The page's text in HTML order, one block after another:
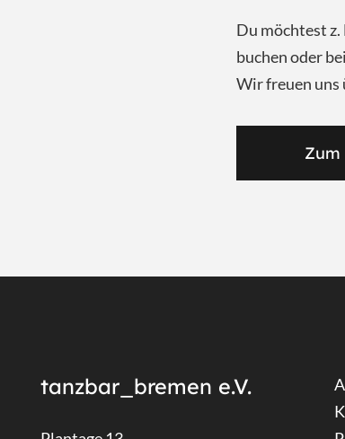
Du möchtest
buchen oder
Wir freuen uns
tanzbar_bremen e.V.